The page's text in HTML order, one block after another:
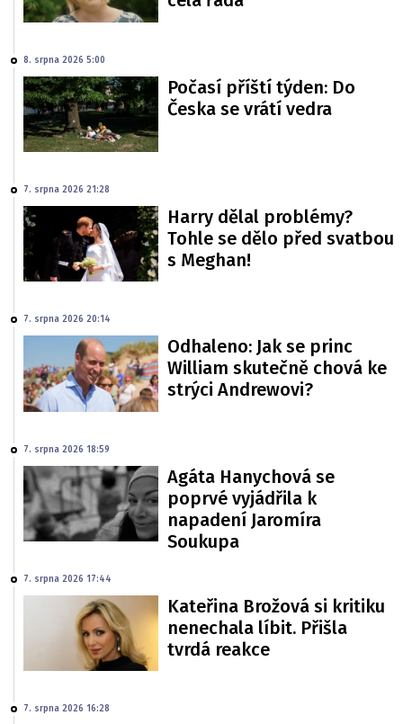
8. srpna 2026 5:00
Počasí příští týden: Do
Česka se vrátí vedra
7. srpna 2026 21:28
Harry dělal problémy?
Tohle se dělo před svatbou
s Meghan!
7. srpna 2026 20:14
Odhaleno: Jak se princ
William skutečně chová ke
strýci Andrewovi?
7. srpna 2026 18:59
Agáta Hanychová se
poprvé vyjádřila k
napadení Jaromíra
Soukupa
7. srpna 2026 17:44
Kateřina Brožová si kritiku
nenechala líbit. Přišla
tvrdá reakce
7. srpna 2026 16:28